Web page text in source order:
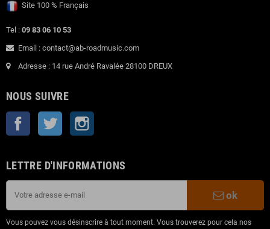
Site 100 % Français
Tel : 09 83 06 10 53
Email : contact@ab-roadmusic.com
Adresse : 14 rue André Ravalée 28100 DREUX
NOUS SUIVRE
Facebook Twitter
LETTRE D'INFORMATIONS
ok
Vous pouvez vous désinscrire à tout moment. Vous trouverez pour cela nos